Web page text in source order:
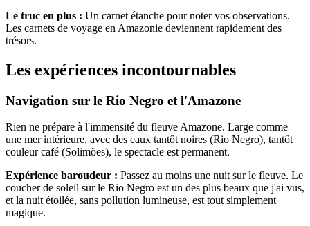
Le truc en plus : Un carnet étanche pour noter vos observations.
Les carnets de voyage en Amazonie deviennent rapidement des
trésors.
Les expériences incontournables
Navigation sur le Rio Negro et l'Amazone
Rien ne prépare à l'immensité du fleuve Amazone. Large comme
une mer intérieure, avec des eaux tantôt noires (Rio Negro), tantôt
couleur café (Solimões), le spectacle est permanent.
Expérience baroudeur : Passez au moins une nuit sur le fleuve. Le
coucher de soleil sur le Rio Negro est un des plus beaux que j'ai vus,
et la nuit étoilée, sans pollution lumineuse, est tout simplement
magique.